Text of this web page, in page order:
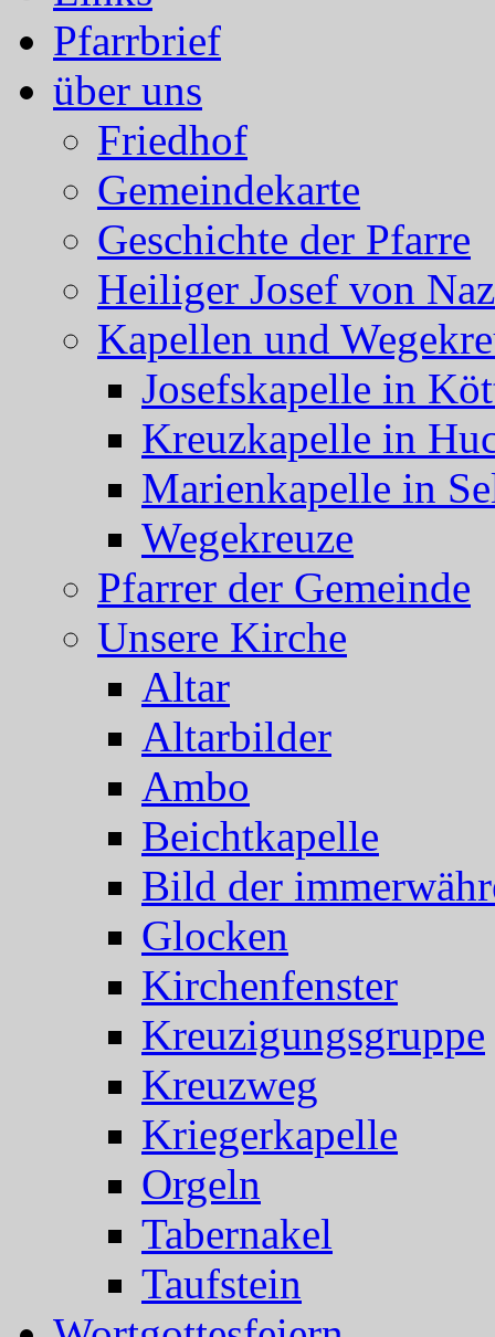
Pfarrbrief
über uns
Friedhof
Gemeindekarte
Geschichte der Pfarre
Heiliger Josef von
Kapellen und
Josefskapelle in
Kreuzkapelle in
Marienkapelle in
Wegekreuze
Pfarrer der Gemeinde
Unsere Kirche
Altar
Altarbilder
Ambo
Beichtkapelle
Bild der
Glocken
Kirchenfenster
Kreuzigungsgruppe
Kreuzweg
Kriegerkapelle
Orgeln
Tabernakel
Taufstein